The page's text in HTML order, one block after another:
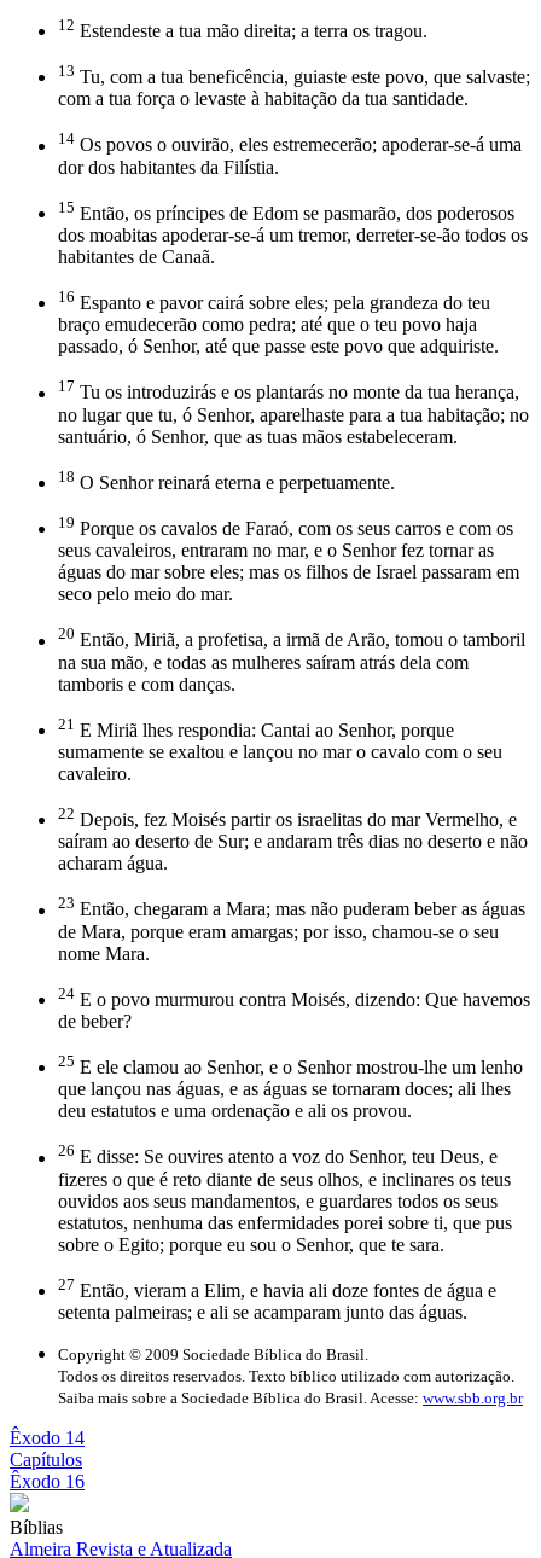
12 Estendeste a tua mão direita; a terra os tragou.
13 Tu, com a tua beneficência, guiaste este povo, que salvaste;
com a tua força o levaste à habitação da tua santidade.
14 Os povos o ouvirão, eles estremecerão; apoderar-se-á uma
dor dos habitantes da Filístia.
15 Então, os príncipes de Edom se pasmarão, dos poderosos
dos moabitas apoderar-se-á um tremor, derreter-se-ão todos os
habitantes de Canaã.
16 Espanto e pavor cairá sobre eles; pela grandeza do teu
braço emudecerão como pedra; até que o teu povo haja
passado, ó Senhor, até que passe este povo que adquiriste.
17 Tu os introduzirás e os plantarás no monte da tua herança,
no lugar que tu, ó Senhor, aparelhaste para a tua habitação; no
santuário, ó Senhor, que as tuas mãos estabeleceram.
18 O Senhor reinará eterna e perpetuamente.
19 Porque os cavalos de Faraó, com os seus carros e com os
seus cavaleiros, entraram no mar, e o Senhor fez tornar as
águas do mar sobre eles; mas os filhos de Israel passaram em
seco pelo meio do mar.
20 Então, Miriã, a profetisa, a irmã de Arão, tomou o tamboril
na sua mão, e todas as mulheres saíram atrás dela com
tamboris e com danças.
21 E Miriã lhes respondia: Cantai ao Senhor, porque
sumamente se exaltou e lançou no mar o cavalo com o seu
cavaleiro.
22 Depois, fez Moisés partir os israelitas do mar Vermelho, e
saíram ao deserto de Sur; e andaram três dias no deserto e não
acharam água.
23 Então, chegaram a Mara; mas não puderam beber as águas
de Mara, porque eram amargas; por isso, chamou-se o seu
nome Mara.
24 E o povo murmurou contra Moisés, dizendo: Que havemos
de beber?
25 E ele clamou ao Senhor, e o Senhor mostrou-lhe um lenho
que lançou nas águas, e as águas se tornaram doces; ali lhes
deu estatutos e uma ordenação e ali os provou.
26 E disse: Se ouvires atento a voz do Senhor, teu Deus, e
fizeres o que é reto diante de seus olhos, e inclinares os teus
ouvidos aos seus mandamentos, e guardares todos os seus
estatutos, nenhuma das enfermidades porei sobre ti, que pus
sobre o Egito; porque eu sou o Senhor, que te sara.
27 Então, vieram a Elim, e havia ali doze fontes de água e
setenta palmeiras; e ali se acamparam junto das águas.
Copyright © 2009 Sociedade Bíblica do Brasil.
Todos os direitos reservados. Texto bíblico utilizado com autorização.
Saiba mais sobre a Sociedade Bíblica do Brasil. Acesse: www.sbb.org.br
Êxodo 14
Capítulos
Êxodo 16
Bíblias
Almeira Revista e Atualizada